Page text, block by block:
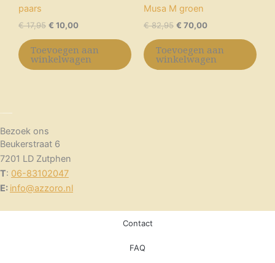
paars
€17,95 € 10,00
Toevoegen aan
winkelwagen
Musa M groen
€82,95 € 70,00
Toevoegen aan
winkelwagen
Bezoek ons
Beukerstraat 6
7201 LD Zutphen
T: 06-83102047
E: info@azzoro.nl
Contact
FAQ